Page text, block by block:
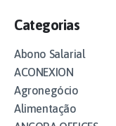
Categorias
Abono Salarial
ACONEXION
Agronegócio
Alimentação